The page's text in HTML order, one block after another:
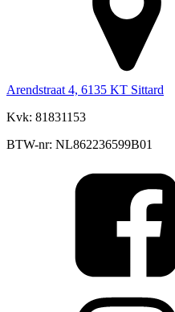
Arendstraat 4, 6135 KT Sittard
Kvk: 81831153
BTW-nr: NL862236599B01